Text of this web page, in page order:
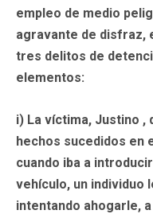
empleo de medio
agravante de disfraz,
tres delitos de
elementos:
i) La víctima, Justino ,
hechos sucedidos en
cuando iba a
vehículo, un individuo
intentando ahogarle,